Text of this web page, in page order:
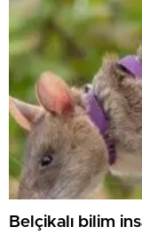
Belçikalı bilim